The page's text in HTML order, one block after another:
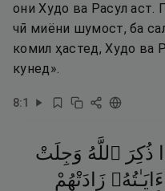
они Худо ва Расул аст.
чӣ миёни шумост, ба
комил ҳастед, Худо ва
кунед».
8:1
ذُكِرَ ٱللَّهُ وَجِلَتْ
ءَايَـٰتُهُۥ زَادَتْهُمْ